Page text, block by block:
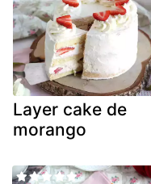
Layer cake de
morango